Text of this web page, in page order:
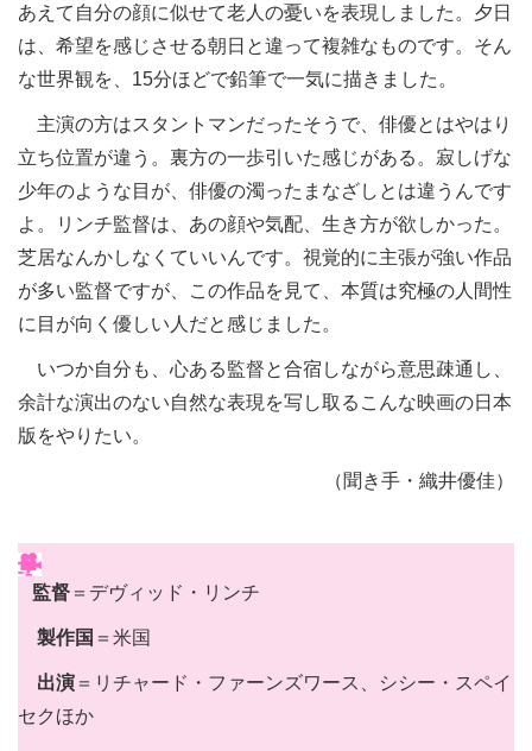
あえて自分の顔に似せて老人の憂いを表現しました。夕日
は、希望を感じさせる朝日と違って複雑なものです。そん
な世界観を、15分ほどで鉛筆で一気に描きました。
主演の方はスタントマンだったそうで、俳優とはやはり
立ち位置が違う。裏方の一歩引いた感じがある。寂しげな
少年のような目が、俳優の濁ったまなざしとは違うんです
よ。リンチ監督は、あの顔や気配、生き方が欲しかった。
芝居なんかしなくていいんです。視覚的に主張が強い作品
が多い監督ですが、この作品を見て、本質は究極の人間性
に目が向く優しい人だと感じました。
いつか自分も、心ある監督と合宿しながら意思疎通し、
余計な演出のない自然な表現を写し取るこんな映画の日本
版をやりたい。
（聞き手・織井優佳）
監督 ＝デヴィッド・リンチ
製作国 ＝米国
出演 ＝リチャード・ファーンズワース、シシー・スペイ
セクほか